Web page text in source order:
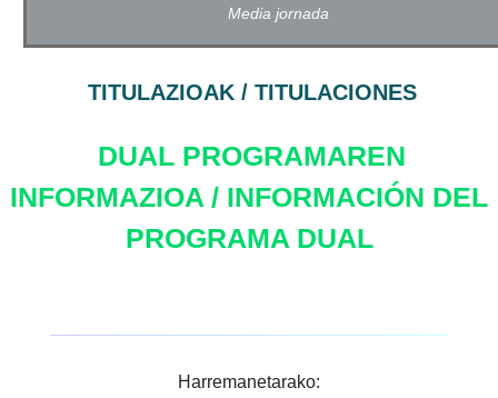
Media jornada
TITULAZIOAK / TITULACIONES
DUAL PROGRAMAREN
INFORMAZIOA / INFORMACIÓN DEL
PROGRAMA DUAL
Harremanetarako: